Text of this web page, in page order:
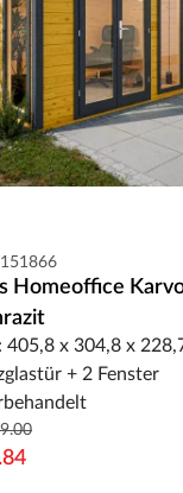
Homeoffice
405,8 x 304,8 x
+ 2 Fenster